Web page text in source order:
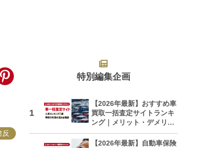
反
特別編集企画
【2026年最新】おすすめ車
買取一括査定サイトランキ
ング｜メリット・デメリッ
トも解説
【2026年最新】自動車保険